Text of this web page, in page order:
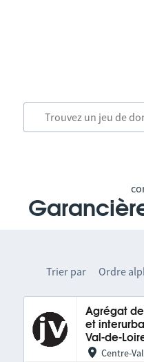
Trier par Ordre
Agrégat
et
Val-de-
Centre-